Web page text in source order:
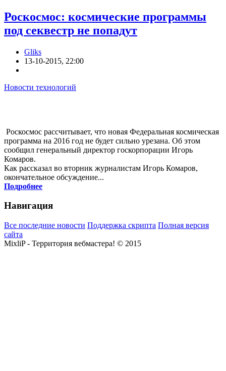
Роскосмос: космические программы
под секвестр не попадут
Gliks
13-10-2015, 22:00
Новости технологий
Роскосмос рассчитывает, что новая Федеральная космическая
программа на 2016 год не будет сильно урезана. Об этом
сообщил генеральный директор госкорпорации Игорь
Комаров.
Как рассказал во вторник журналистам Игорь Комаров,
окончательное обсуждение...
Подробнее
Навигация
Все последние новости Поддержка скрипта Полная версия
сайта
MixliP - Территория вебмастера! © 2015